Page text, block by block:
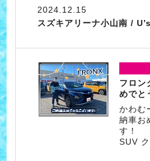
2024.12.15
スズキアリーナ小山南 /
フロン
めでと
かわ
納車お
す！
SUV